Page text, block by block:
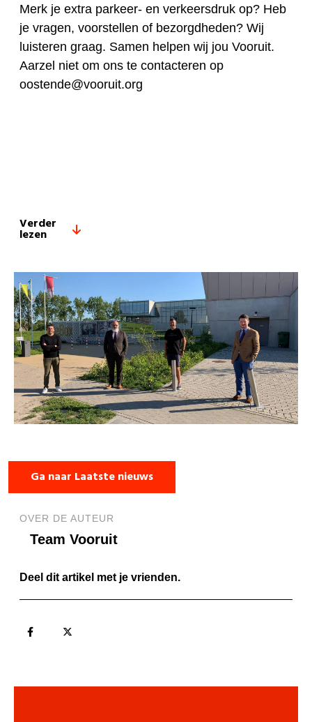
Merk je extra parkeer- en verkeersdruk op? Heb
je vragen, voorstellen of bezorgdheden? Wij
luisteren graag. Samen helpen wij jou Vooruit.
Aarzel niet om ons te contacteren op
oostende@vooruit.org
Verder
lezen
Ga naar Laatste nieuws
OVER DE AUTEUR
Team Vooruit
Deel dit artikel met je vrienden.